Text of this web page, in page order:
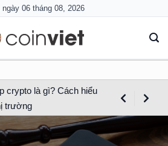
06 tháng 08, 2026
crypto là gì? Cách hiểu
trường